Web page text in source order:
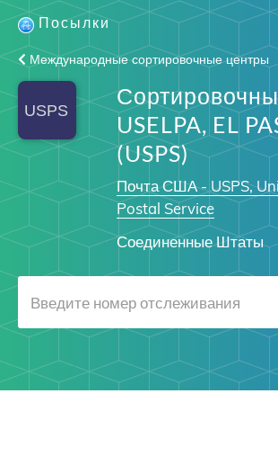
Посылки
Международные сортировочные центры
USELPA, EL
(USPS)
Почта США - USPS,
Postal Service
Соединенные Штаты